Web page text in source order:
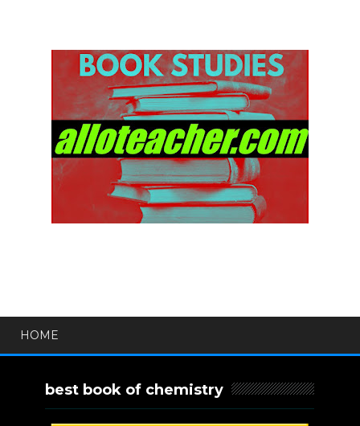
HOME
best book of chemistry